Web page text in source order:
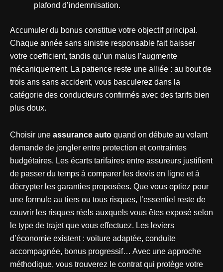
plafond d’indemnisation.
Accumuler du bonus constitue votre objectif principal.
Chaque année sans sinistre responsable fait baisser
votre coefficient, tandis qu’un malus l’augmente
mécaniquement. La patience reste une alliée : au bout de
trois ans sans accident, vous basculerez dans la
catégorie des conducteurs confirmés avec des tarifs bien
plus doux.
Choisir une assurance auto quand on débute au volant
demande de jongler entre protection et contraintes
budgétaires. Les écarts tarifaires entre assureurs justifient
de passer du temps à comparer les devis en ligne et à
décrypter les garanties proposées. Que vous optiez pour
une formule au tiers ou tous risques, l’essentiel reste de
couvrir les risques réels auxquels vous êtes exposé selon
le type de trajet que vous effectuez. Les leviers
d’économie existent : voiture adaptée, conduite
accompagnée, bonus progressif… Avec une approche
méthodique, vous trouverez le contrat qui protège votre